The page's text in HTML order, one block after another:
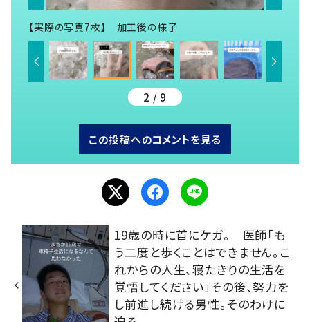
【実際の写真7枚】 加工後の様子
2 / 9
この投稿へのコメントを見る
19歳の時に首にケガ。 医師「も
う二度と歩くことはできません。こ
れからの人生、寝たきりの生活を
覚悟してください」その後、努力を
し前進し続ける男性。そのわけに